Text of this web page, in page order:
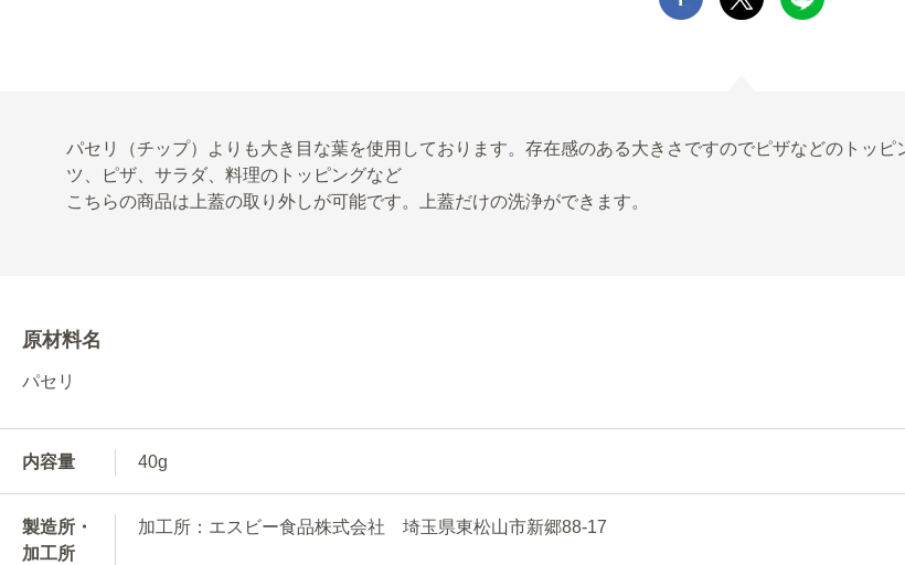
パセリ（チップ）よりも大き目な葉を使用しております。存在感のある大きさですのでピザなどのトッ
ツ、ピザ、サラダ、料理のトッピングなど
こちらの商品は上蓋の取り外しが可能です。上蓋だけの洗浄ができます。
原材料名
パセリ
内容量 40g
製造所・
加工所
加工所：エスビー食品株式会社 埼玉県東松山市新郷88-17